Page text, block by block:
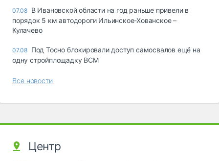
07.08 В Ивановской области на год раньше привели в
порядок 5 км автодороги Ильинское-Хованское –
Кулачево
07.08 Под Тосно блокировали доступ самосвалов ещё на
одну стройплощадку ВСМ
Все новости
Центр